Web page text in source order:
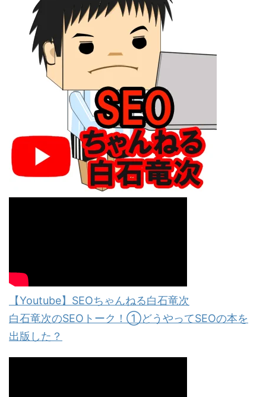
【Youtube】SEOちゃんねる白石竜次
白石竜次のSEOトーク！①どうやってSEOの本を
出版した？